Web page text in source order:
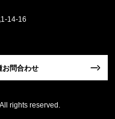
14-16
お問合わせ
rights reserved.